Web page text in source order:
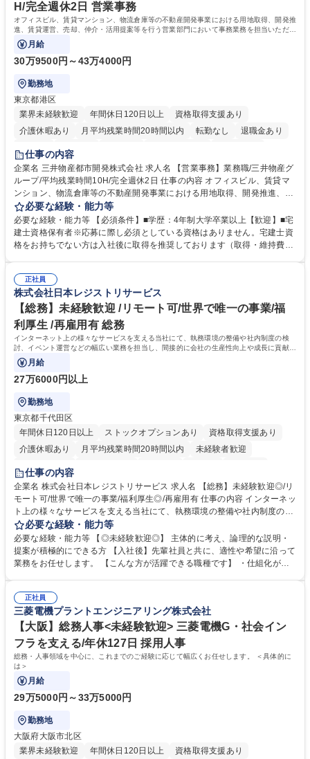
格：
H/完全週休2日 営業事務
オフィスビル、賃貸マンション、物流倉庫等の不動産開発事業における用地取得、開発推
進、賃貸運営、売却、仲介・活用提案等を行う営業部門において事務業務を担当いただき
ます。
月給
30万9500円～43万4000円
勤務地
東京都港区
業界未経験歓迎
年間休日120日以上
資格取得支援あり
介護休暇あり
月平均残業時間20時間以内 転勤なし
退職金あり
在宅OK
賞与あり
駅近5分以内
土日祝休み 寮・社宅あり
仕事の内容
企業名 三井物産都市開発株式会社 求人名 【営業事務】業務職/三井物産グ
ループ/平均残業時間10H/完全週休2日 仕事の内容 オフィスビル、賃貸マ
ンション、物流倉庫等の不動産開発事業における用地取得、開発推進、賃
貸運営、売却、仲介・活用提案等を行う営業部門において事務業務を担当
いただきます。 【詳細】・契約書管理、契約書製本、捺印対応、ファイリ
ング、登記簿取得、調書取得・支払業務（各種費用支払、支払管理、請
求・支払データ登録、取引先マスター申請対応）・予算作成及び予実管
の他に担当頂く業務が発生する場合があります。 募集職種 【営業事務】
業務職/三井物産グループ/平均残業時間10H/完全週休2日
必要な経験・能力等
必要な経験・能力等 【必須条件】■学歴：4年制大学卒業以上【歓迎】■宅
建士資格保有者※応募に際し必須としている資格はありません。宅建士資
格をお持ちでない方は入社後に取得を推奨しております（取得・維持費用
ション力がある方。 ・チャレンジを厭わず、粘り強く業務に取り組める
方。多様な関係者と謙虚に信頼関係を構築でき、期限を意識したスケジュ
ール管理が出来る方。※将来的に他部署（営業部門、コーポレート部門）
へのジョブローテーションの可能性があります。 学歴・資格 学歴：大学
院 大学 語学力： 資格：宅地建物取引士
正社員
株式会社日本レジストリサービス
【総務】未経験歓迎 /リモート可/世界で唯一の事業/福
利厚生 /再雇用有 総務
インターネット上の様々なサービスを支える当社にて、執務環境の整備や社内制度の検
討、イベント運営などの幅広い業務を担当し、間接的に会社の生産性向上や成長に貢献し
ている部署です。
月給
27万6000円以上
勤務地
東京都千代田区
年間休日120日以上
ストックオプションあり
資格取得支援あり
介護休暇あり
月平均残業時間20時間以内
未経験者歓迎
住宅手当あり
完全週休2日制
交通費支給 駅近5分以内 土日祝休み 服装自由
仕事の内容
企業名 株式会社日本レジストリサービス 求人名 【総務】未経験歓迎◎/リ
モート可/世界で唯一の事業/福利厚生◎/再雇用有 仕事の内容 インターネッ
ト上の様々なサービスを支える当社にて、執務環境の整備や社内制度の検
討、イベント運営などの幅広い業務を担当し、間接的に会社の生産性向上
や成長に貢献している部署です。 会社の全メンバーが安心して長く成果を
発揮できる環境を整えるために、毎日のメンテナンスや維持管理に加え、
新たな施策検討を積極的に行っていただき、会社全体を巻き込み課題解決
幅広い業務の体得が可能で、多様なキャリアパスを描くことも可能です。
募集職種 【総務】未経験歓迎◎/リモート可/世界で唯一の事業/福利厚生◎/
再雇用有
必要な経験・能力等
必要な経験・能力等 【◎未経験歓迎◎】 主体的に考え、論理的な説明・
提案が積極的にできる方 【入社後】先輩社員と共に、適性や希望に沿って
業務をお任せします。 【こんな方が活躍できる職種です】 ・仕組化が好
対処できる・新しいことに興味関心がある 【魅力】■自己啓発支援：資格
取得や通信教育など費用の80%（年間25万円まで）を補助 ■住宅手当：家
賃の50%（月額7万円まで）を補助 学歴・資格 学歴：大学院 大学 語学
力： 資格：
正社員
三菱電機プラントエンジニアリング株式会社
【大阪】総務人事<未経験歓迎> 三菱電機G・社会イン
フラを支える/年休127日 採用人事
総務・人事領域を中心に、これまでのご経験に応じて幅広くお任せします。 ＜具体的に
は＞
月給
29万5000円～33万5000円
勤務地
大阪府大阪市北区
業界未経験歓迎
年間休日120日以上
資格取得支援あり